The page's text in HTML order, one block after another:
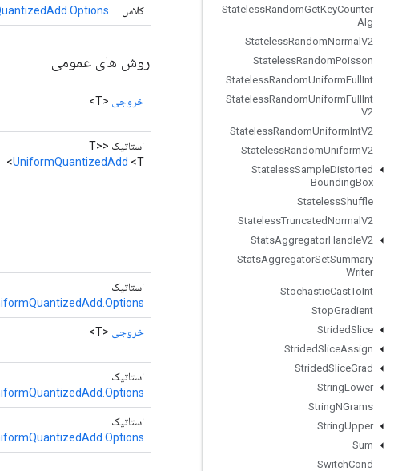
StatelessRandomGetKeyCounter
Alg
StatelessRandomNormal V2
StatelessRandomPoisson
StatelessRandomUniformFull Int
StatelessRandomUniformFull Int
V2
StatelessRandomUniformIntV2
StatelessRandomUniformV2
StatelessSampleDistorted
BoundingBox
StatelessShuffle
StatelessTruncatedNormal V2
StatsAggregatorHandleV2
StatsAggregatorSetSummary
Writer
StochasticCastToInt
StopGradient
StridedSlice
StridedSliceAssign
StridedSliceGrad
StringLower
StringNGrams
StringUpper
Sum
SwitchCond
کلاس
روش های عمومی
خروجی <T>
استاتیک <T>
UniformQuantizedAdd <T>
استاتیک
خروجی <T>
استاتیک
استاتیک